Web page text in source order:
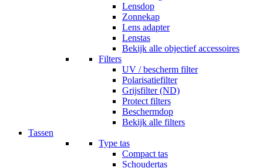
Lensdop
Zonnekap
Lens adapter
Lenstas
Bekijk alle objectief accessoires
Filters
UV / bescherm filter
Polarisatiefilter
Grijsfilter (ND)
Protect filters
Beschermdop
Bekijk alle filters
Tassen
Type tas
Compact tas
Schoudertas